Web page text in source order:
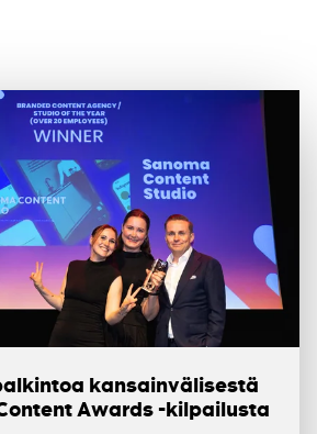
kansainvälisestä
Awards -kilpailusta